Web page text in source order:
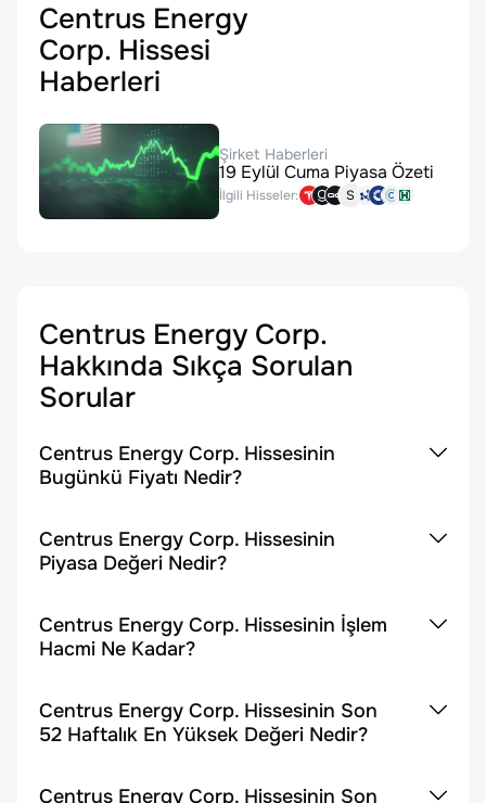
Centrus Energy
Corp. Hissesi
Haberleri
Şirket Haberleri
19 Eylül Cuma Piyasa Özeti
İlgili Hisseler: S
Centrus Energy Corp.
Hakkında Sıkça Sorulan
Sorular
Centrus Energy Corp. Hissesinin
Bugünkü Fiyatı Nedir?
Centrus Energy Corp. Hissesinin
Piyasa Değeri Nedir?
Centrus Energy Corp. Hissesinin İşlem
Hacmi Ne Kadar?
Centrus Energy Corp. Hissesinin Son
52 Haftalık En Yüksek Değeri Nedir?
Centrus Energy Corp. Hissesinin Son